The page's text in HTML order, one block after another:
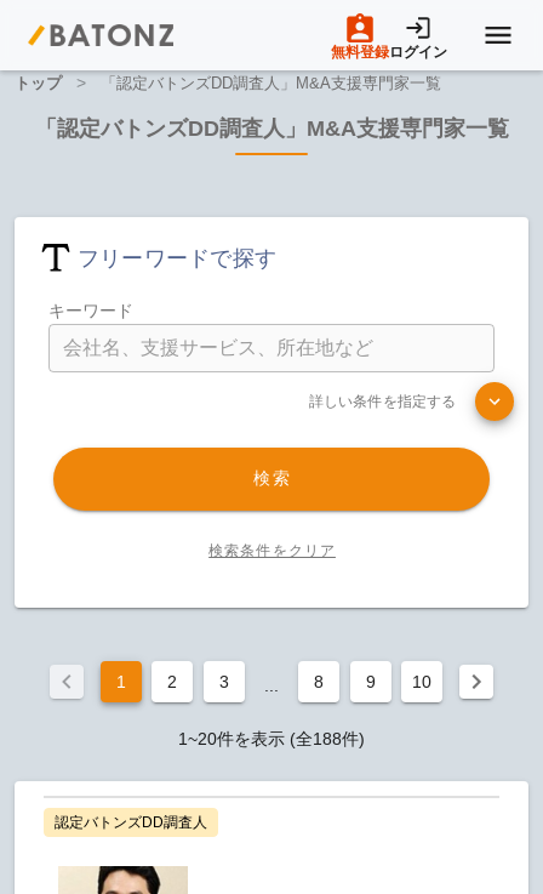
無料登録ログイン
売りたい方へ
買いたい方へ
M&A専門家の方へ
トップ > 「認定バトンズDD調査人」M&A支援専門家一覧
「認定バトンズDD調査人」M&A支援専門家一覧
フリーワードで探す
キーワード
詳しい条件を指定する
検索
検索条件をクリア
1 2 3 8 9 10
1~20件を表示 (全188件)
認定バトンズDD調査人